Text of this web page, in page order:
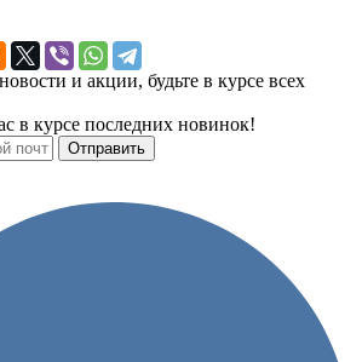
и акции, будьте в курсе всех
в курсе последних новинок!